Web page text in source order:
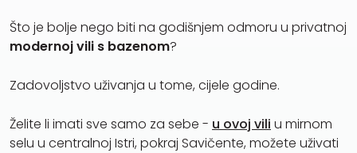
Što je bolje nego biti na godišnjem odmoru u privatnoj
modernoj vili s bazenom?
Zadovoljstvo uživanja u tome, cijele godine.
Želite li imati sve samo za sebe - u ovoj vili u mirnom
selu u centralnoj Istri, pokraj Savičente, možete uživati ​​